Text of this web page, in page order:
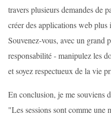
travers plusieurs demandes de
créer des applications web plus
Souvenez-vous, avec un grand
responsabilité - manipulez les
et soyez respectueux de la vie
En conclusion, je me souviens
"Les sessions sont comme une